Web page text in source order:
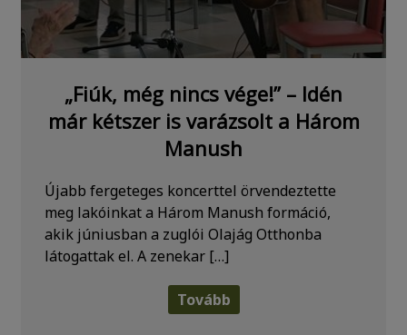
„Fiúk, még nincs vége!” – Idén
már kétszer is varázsolt a Három
Manush
Újabb fergeteges koncerttel örvendeztette
meg lakóinkat a Három Manush formáció,
akik júniusban a zuglói Olajág Otthonba
látogattak el. A zenekar […]
Tovább